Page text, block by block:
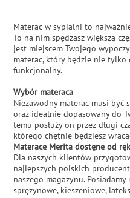
Materac w sypialni to
To na nim spędzasz większą
jest miejscem Twojego
materac, który będzie nie
funkcjonalny.
Wybór materaca
Niezawodny materac musi
oraz idealnie dopasowany do
temu posłuży on przez długi
którego chętnie będziesz
Materace Merita dostęne od
Dla naszych klientów
najlepszych polskich
naszego magazynu.
sprężynowe, kieszeniowe,